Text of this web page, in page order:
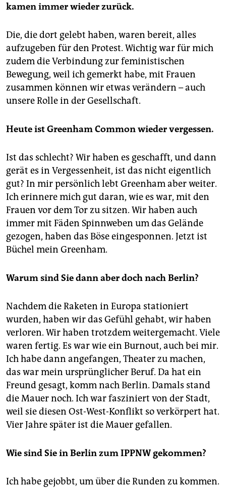
kamen immer wieder zurück.
Die, die dort gelebt haben, waren bereit, alles
aufzugeben für den Protest. Wichtig war für mich
zudem die Verbindung zur feministischen
Bewegung, weil ich gemerkt habe, mit Frauen
zusammen können wir etwas verändern – auch
unsere Rolle in der Gesellschaft.
Heute ist Greenham Common wieder vergessen.
Ist das schlecht? Wir haben es geschafft, und dann
gerät es in Vergessenheit, ist das nicht eigentlich
gut? In mir persönlich lebt Greenham aber weiter.
Ich erinnere mich gut daran, wie es war, mit den
Frauen vor dem Tor zu sitzen. Wir haben auch
immer mit Fäden Spinnweben um das Gelände
gezogen, haben das Böse eingesponnen. Jetzt ist
Büchel mein Greenham.
Warum sind Sie dann aber doch nach Berlin?
Nachdem die Raketen in Europa stationiert
wurden, haben wir das Gefühl gehabt, wir haben
verloren. Wir haben trotzdem weitergemacht. Viele
waren fertig. Es war wie ein Burnout, auch bei mir.
Ich habe dann angefangen, Theater zu machen,
das war mein ursprünglicher Beruf. Da hat ein
Freund gesagt, komm nach Berlin. Damals stand
die Mauer noch. Ich war fasziniert von der Stadt,
weil sie diesen Ost-West-Konflikt so verkörpert hat.
Vier Jahre später ist die Mauer gefallen.
Wie sind Sie in Berlin zum IPPNW gekommen?
Ich habe gejobbt, um über die Runden zu kommen.